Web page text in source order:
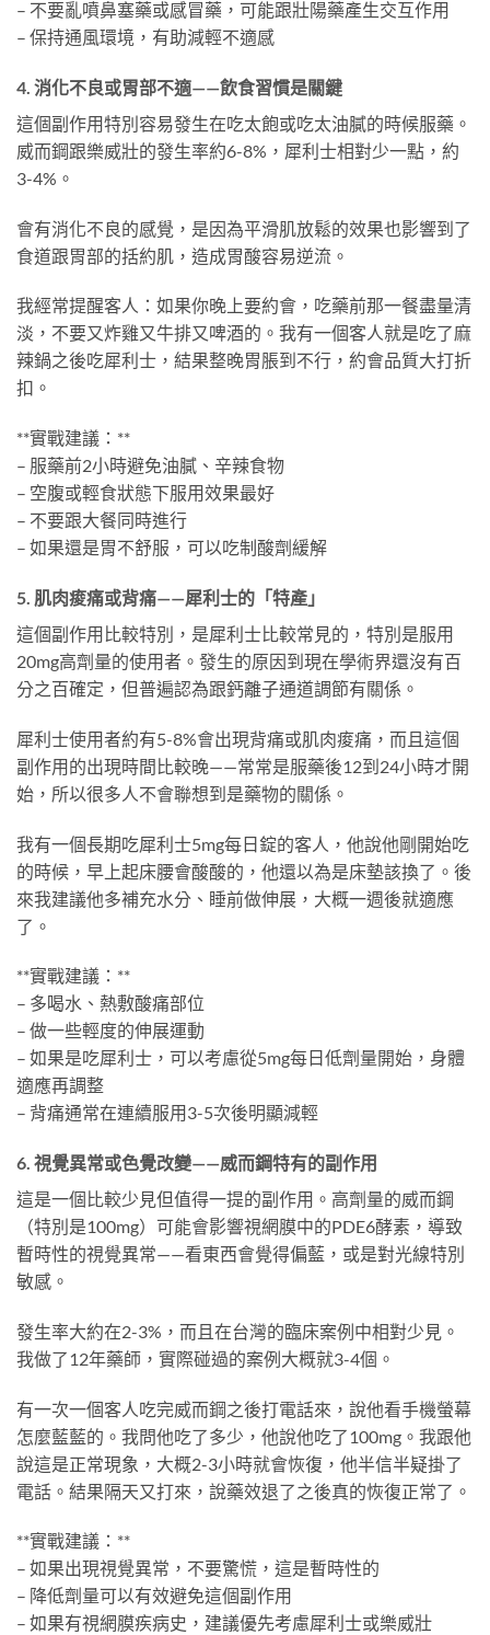
– 不要亂噴鼻塞藥或感冒藥，可能跟壯陽藥產生交互作用
– 保持通風環境，有助減輕不適感
4. 消化不良或胃部不適——飲食習慣是關鍵
這個副作用特別容易發生在吃太飽或吃太油膩的時候服藥。
威而鋼跟樂威壯的發生率約6-8%，犀利士相對少一點，約
3-4%。
會有消化不良的感覺，是因為平滑肌放鬆的效果也影響到了
食道跟胃部的括約肌，造成胃酸容易逆流。
我經常提醒客人：如果你晚上要約會，吃藥前那一餐盡量清
淡，不要又炸雞又牛排又啤酒的。我有一個客人就是吃了麻
辣鍋之後吃犀利士，結果整晚胃脹到不行，約會品質大打折
扣。
**實戰建議：**
– 服藥前2小時避免油膩、辛辣食物
– 空腹或輕食狀態下服用效果最好
– 不要跟大餐同時進行
– 如果還是胃不舒服，可以吃制酸劑緩解
5. 肌肉痠痛或背痛——犀利士的「特產」
這個副作用比較特別，是犀利士比較常見的，特別是服用
20mg高劑量的使用者。發生的原因到現在學術界還沒有百
分之百確定，但普遍認為跟鈣離子通道調節有關係。
犀利士使用者約有5-8%會出現背痛或肌肉痠痛，而且這個
副作用的出現時間比較晚——常常是服藥後12到24小時才開
始，所以很多人不會聯想到是藥物的關係。
我有一個長期吃犀利士5mg每日錠的客人，他說他剛開始吃
的時候，早上起床腰會酸酸的，他還以為是床墊該換了。後
來我建議他多補充水分、睡前做伸展，大概一週後就適應
了。
**實戰建議：**
– 多喝水、熱敷酸痛部位
– 做一些輕度的伸展運動
– 如果是吃犀利士，可以考慮從5mg每日低劑量開始，身體
適應再調整
– 背痛通常在連續服用3-5次後明顯減輕
6. 視覺異常或色覺改變——威而鋼特有的副作用
這是一個比較少見但值得一提的副作用。高劑量的威而鋼
（特別是100mg）可能會影響視網膜中的PDE6酵素，導致
暫時性的視覺異常——看東西會覺得偏藍，或是對光線特別
敏感。
發生率大約在2-3%，而且在台灣的臨床案例中相對少見。
我做了12年藥師，實際碰過的案例大概就3-4個。
有一次一個客人吃完威而鋼之後打電話來，說他看手機螢幕
怎麼藍藍的。我問他吃了多少，他說他吃了100mg。我跟他
說這是正常現象，大概2-3小時就會恢復，他半信半疑掛了
電話。結果隔天又打來，說藥效退了之後真的恢復正常了。
**實戰建議：**
– 如果出現視覺異常，不要驚慌，這是暫時性的
– 降低劑量可以有效避免這個副作用
– 如果有視網膜疾病史，建議優先考慮犀利士或樂威壯